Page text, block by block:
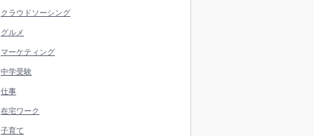
クラウドソーシング
グルメ
マーケティング
中学受験
仕事
在宅ワーク
子育て